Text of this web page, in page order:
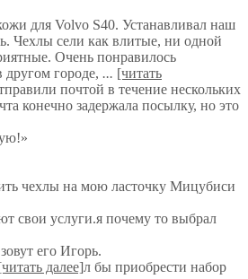
для Volvo S40. Устанавливал наш
Чехлы сели как влитые, ни одной
Очень понравилось
городе, ... [читать
почтой в течение нескольких
конечно задержала посылку, но это
»
чехлы на мою ласточку Мицубиси
свои услуги.я почему то выбрал
его Игорь.
далее]л бы приобрести набор